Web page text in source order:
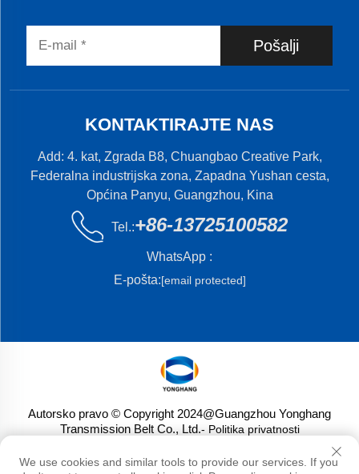
Pošalji
KONTAKTIRAJTE NAS
Add: 4. kat, Zgrada B8, Chuangbao Creative Park,
Federalna industrijska zona, Zapadna Yushan cesta,
Općina Panyu, Guangzhou, Kina
Tel.:+86-13725100582
WhatsApp :
E-pošta:[email protected]
Autorsko pravo © Copyright 2024@Guangzhou Yonghang
Transmission Belt Co., Ltd.- Politika privatnosti
We use cookies and similar tools to provide our services. If you